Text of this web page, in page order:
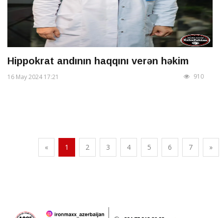
Hippokrat andının haqqını verən həkim
16 May 2024 17:21 910
« 1 2 3 4 5 6 7 »